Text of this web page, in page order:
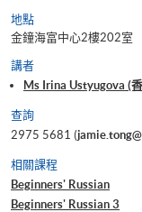
地點
金鐘海富中心2樓202室
講者
Ms Irina Ustyugova (
查詢
2975 5681 (
相關課程
Beginners' Russian
Beginners' Russian 3